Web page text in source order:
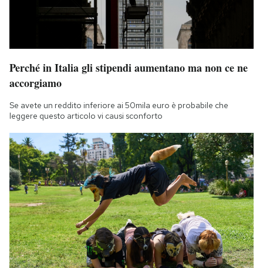
Perché in Italia gli stipendi aumentano ma non ce ne
accorgiamo
Se avete un reddito inferiore ai 50mila euro è probabile che
leggere questo articolo vi causi sconforto